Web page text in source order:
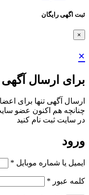
ثبت اگهی رایگان
×
×
برای ارسال
ارسال آگهی تنها برای
چنانچه هم‌ اکنون عضو
در سایت ثبت نام کنید
ورود
ایمیل یا شماره موبایل *
کلمه عبور *